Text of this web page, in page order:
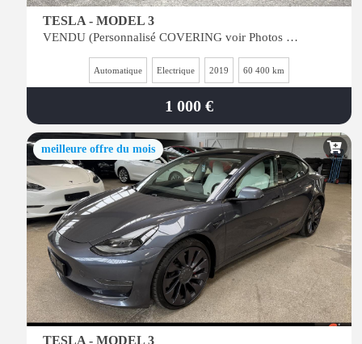
TESLA - MODEL 3
VENDU (Personnalisé COVERING voir Photos et VDO) PERF GRISE - Dual Motor AWD - Int Blanc
Automatique Electrique 2019 60 400 km
1 000 €
meilleure offre du mois
TESLA - MODEL 3